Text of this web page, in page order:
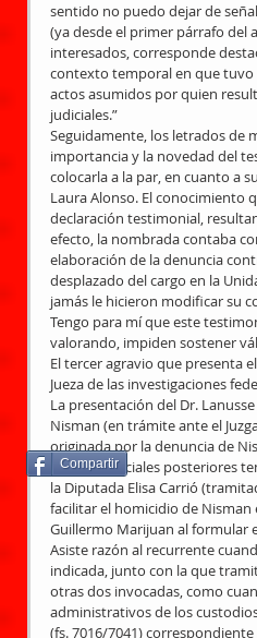
sentido no puedo dejar de
(ya desde el primer párrafo del
interesados, corresponde
contexto temporal en que tuvo
actos asumidos por quien
judiciales.”
Seguidamente, los letrados de
importancia y la novedad del
colocarla a la par, en cuanto a
Laura Alonso. El conocimiento
declaración testimonial,
efecto, la nombrada contaba
elaboración de la denuncia
desplazado del cargo en la
jamás le hicieron modificar su
Tengo para mí que este
valorando, impiden sostener
El tercer agravio que presenta
Jueza de las investigaciones
La presentación del Dr.
Nisman (en trámite ante el
originada por la denuncia de
intentos oficiales posteriores
la Diputada Elisa Carrió
facilitar el homicidio de Nisman
Guillermo Marijuan al formular
Asiste razón al recurrente
indicada, junto con la que
otras dos invocadas, como
administrativos de los
(fs. 7016/7041)
Compartir